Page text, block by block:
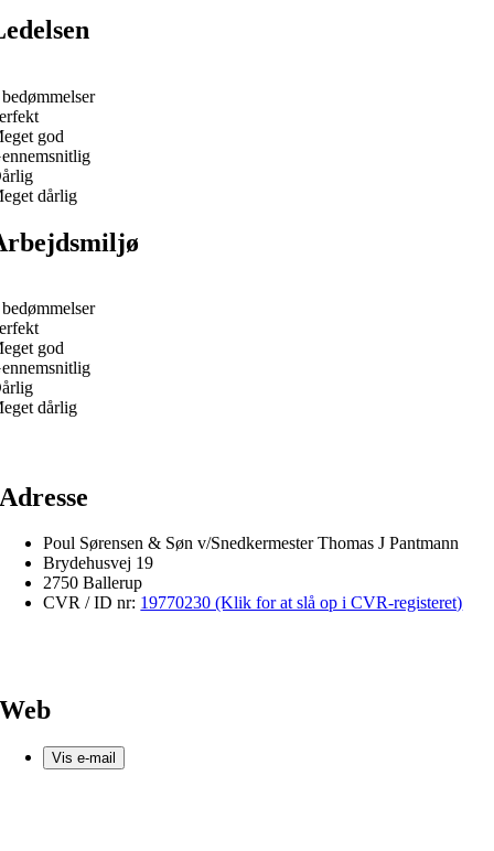
god
dårlig
god
dårlig
Adresse
Poul Sørensen & Søn v/Snedkermester Thomas J Pantmann
Brydehusvej 19
2750 Ballerup
CVR / ID nr: 19770230 (Klik for at slå op i CVR-registeret)
Web
Vis e-mail